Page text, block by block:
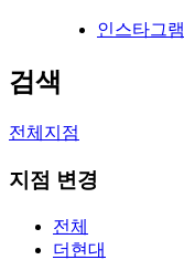
인스타그램
검색
전체지점
지점 변경
전체
더현대